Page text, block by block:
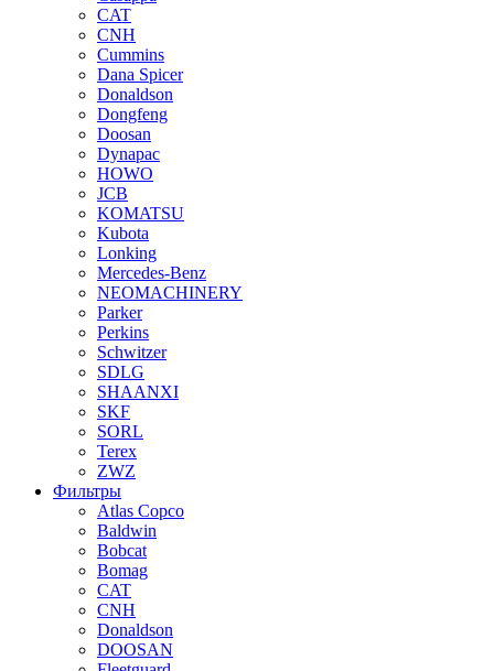
CAT
CNH
Cummins
Dana Spicer
Donaldson
Dongfeng
Doosan
Dynapac
HOWO
JCB
KOMATSU
Kubota
Lonking
Mercedes-Benz
NEOMACHINERY
Parker
Perkins
Schwitzer
SDLG
SHAANXI
SKF
SORL
Terex
ZWZ
Фильтры
Atlas Copco
Baldwin
Bobcat
Bomag
CAT
CNH
Donaldson
DOOSAN